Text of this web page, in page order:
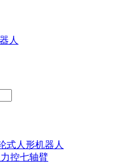
式人形机器人
控七轴臂